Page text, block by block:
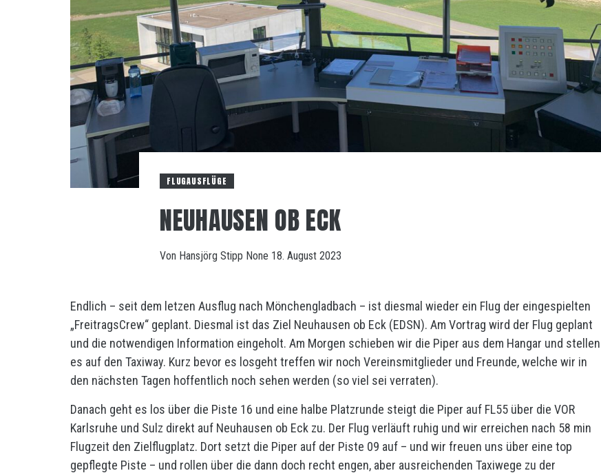
FLUGAUSFLÜGE
NEUHAUSEN OB ECK
Von Hansjörg Stipp None 18. August 2023
Endlich – seit dem letzen Ausflug nach Mönchengladbach – ist diesmal wieder ein Flug der eingespielten
„FreitragsCrew“ geplant. Diesmal ist das Ziel Neuhausen ob Eck (EDSN). Am Vortrag wird der Flug geplant
und die notwendigen Information eingeholt. Am Morgen schieben wir die Piper aus dem Hangar und stellen
es auf den Taxiway. Kurz bevor es losgeht treffen wir noch Vereinsmitglieder und Freunde, welche wir in
den nächsten Tagen hoffentlich noch sehen werden (so viel sei verraten).
Danach geht es los über die Piste 16 und eine halbe Platzrunde steigt die Piper auf FL55 über die VOR
Karlsruhe und Sulz direkt auf Neuhausen ob Eck zu. Der Flug verläuft ruhig und wir erreichen nach 58 min
Flugzeit den Zielflugplatz. Dort setzt die Piper auf der Piste 09 auf – und wir freuen uns über eine top
gepflegte Piste – und rollen über die dann doch recht engen, aber ausreichenden Taxiwege zu der